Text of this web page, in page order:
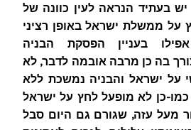
יש בעתיד הנראה לעין כוונה של
ממשלת ישראל באופן רציני
אפילו בעניין הפסקת הבניה
בה כן מרבה אובמה לדבר, לא
על ישראל והבניה נמשכת ללא
כן לא מופעל לחץ על ישראל
מעל עזה, שגורם גם היום סבל